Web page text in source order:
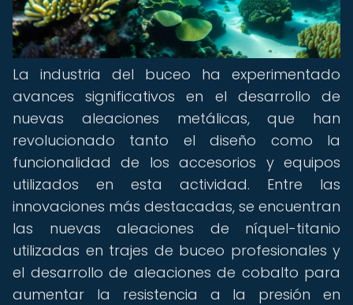
La industria del buceo ha experimentado
avances significativos en el desarrollo de
nuevas aleaciones metálicas, que han
revolucionado tanto el diseño como la
funcionalidad de los accesorios y equipos
utilizados en esta actividad. Entre las
innovaciones más destacadas, se encuentran
las nuevas aleaciones de níquel-titanio
utilizadas en trajes de buceo profesionales y
el desarrollo de aleaciones de cobalto para
aumentar la resistencia a la presión en